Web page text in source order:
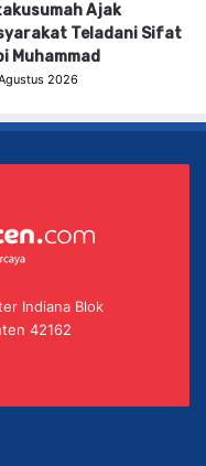
Ajak
Teladani Sifat
Muhammad
2026
Indiana Blok
42162